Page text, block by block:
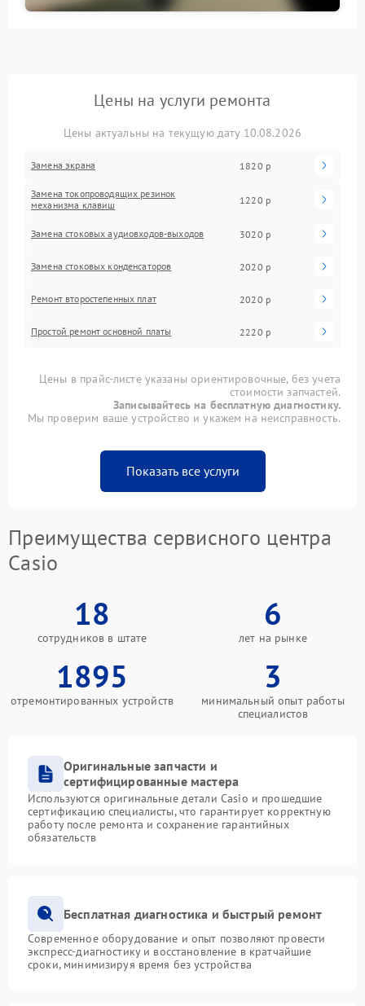
Цены на услуги ремонта
Цены актуальны на текущую дату 10.08.2026
Замена экрана 1820 р
Замена токопроводящих резинок
механизма клавиш
1220 р
Замена стоковых аудиовходов-выходов 3020 р
Замена стоковых конденсаторов 2020 р
Ремонт второстепенных плат 2020 р
Простой ремонт основной платы 2220 р
Цены в прайс-листе указаны ориентировочные, без учета
стоимости запчастей.
Записывайтесь на бесплатную диагностику.
Мы проверим ваше устройство и укажем на неисправность.
Показать все услуги
Преимущества сервисного центра
Casio
18
сотрудников в штате
6
лет на рынке
1895
отремонтированных устройств
3
минимальный опыт работы
специалистов
Оригинальные запчасти и
сертифицированные мастера
Используются оригинальные детали Casio и прошедшие
сертификацию специалисты, что гарантирует корректную
работу после ремонта и сохранение гарантийных
обязательств
Бесплатная диагностика и быстрый ремонт
Современное оборудование и опыт позволяют провести
экспресс-диагностику и восстановление в кратчайшие
сроки, минимизируя время без устройства